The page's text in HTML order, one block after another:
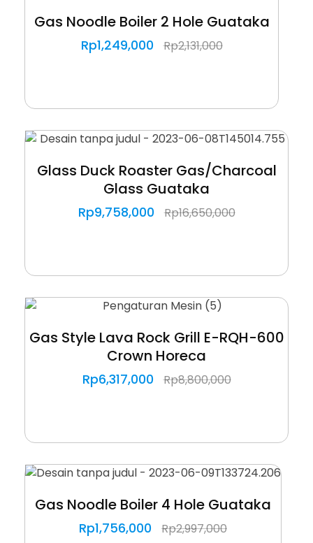
Gas Noodle Boiler 2 Hole Guataka
Rp1,249,000 Rp2,131,000
Glass Duck Roaster Gas/Charcoal
Glass Guataka
Rp9,758,000 Rp16,650,000
Gas Style Lava Rock Grill E-RQH-600
Crown Horeca
Rp6,317,000 Rp8,800,000
Gas Noodle Boiler 4 Hole Guataka
Rp1,756,000 Rp2,997,000